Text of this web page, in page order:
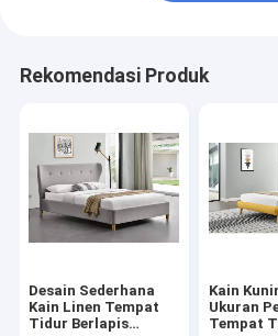
Rekomendasi Produk
Desain Sederhana
Kain Linen Tempat
Tidur Berlapis
Kain
Ukuran
Tempat